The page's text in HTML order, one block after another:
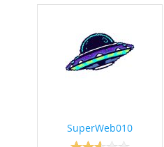
SuperWeb010